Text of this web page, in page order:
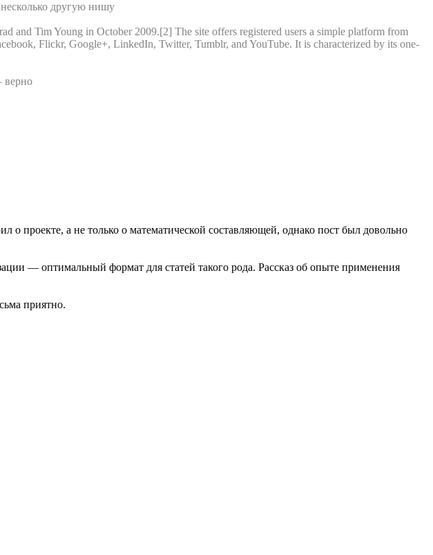
другую нишу
and Tim Young in October 2009.[2] The site offers registered users a simple platform from
Flickr, Google+, LinkedIn, Twitter, Tumblr, and YouTube. It is characterized by its one-
верно
о проекте, а не только о математической составляющей, однако пост был довольно
— оптимальный формат для статей такого рода. Рассказ об опыте применения
приятно.